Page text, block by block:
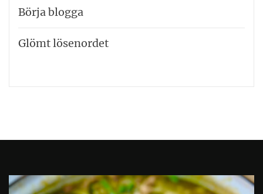
Börja blogga
Glömt lösenordet